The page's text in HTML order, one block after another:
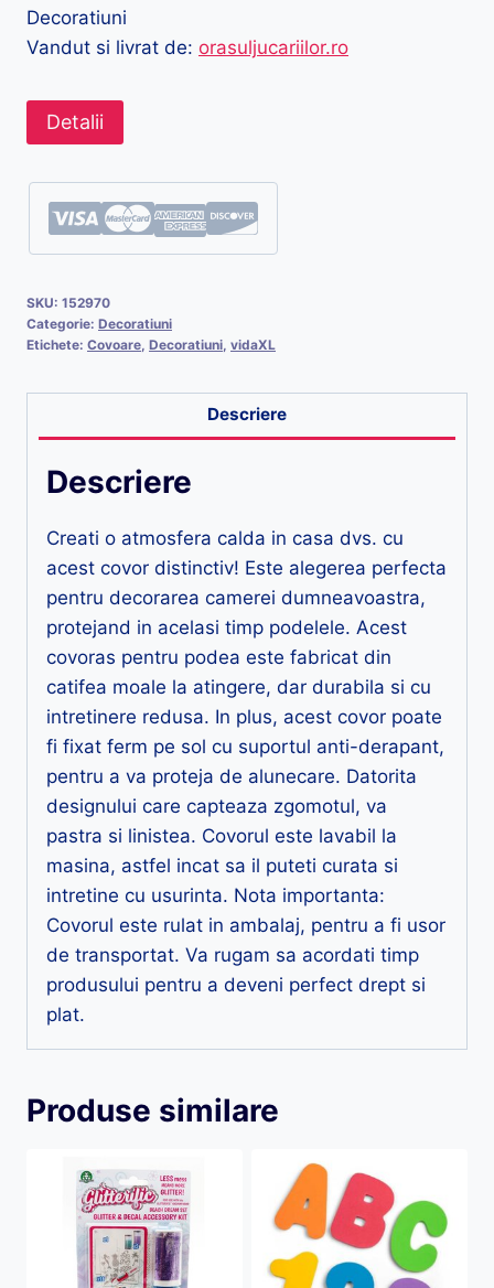
Decoratiuni
Vandut si livrat de: orasuljucariilor.ro
Detalii
SKU: 152970
Categorie: Decoratiuni
Etichete: Covoare Decoratiuni vidaXL
Descriere
Descriere
Creati o atmosfera calda in casa dvs. cu
acest covor distinctiv! Este alegerea perfecta
pentru decorarea camerei dumneavoastra,
protejand in acelasi timp podelele. Acest
covoras pentru podea este fabricat din
catifea moale la atingere, dar durabila si cu
intretinere redusa. In plus, acest covor poate
fi fixat ferm pe sol cu suportul anti-derapant,
pentru a va proteja de alunecare. Datorita
designului care capteaza zgomotul, va
pastra si linistea. Covorul este lavabil la
masina, astfel incat sa il puteti curata si
intretine cu usurinta. Nota importanta:
Covorul este rulat in ambalaj, pentru a fi usor
de transportat. Va rugam sa acordati timp
produsului pentru a deveni perfect drept si
plat.
Produse similare